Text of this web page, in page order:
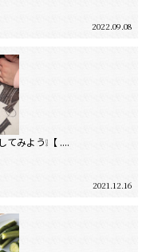
2022.09.08
みよう❕【 ....
2021.12.16